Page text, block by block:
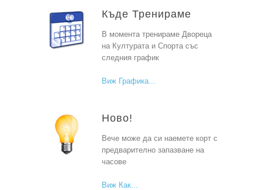
Къде Тренираме
В момента тренираме Двореца
на Културата и Спорта със
следния график
Виж Графика
Ново!
Вече може да си наемете корт с
предварително запазване на
часове
Виж Как